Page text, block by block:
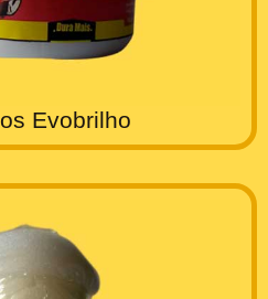
Evobrilho